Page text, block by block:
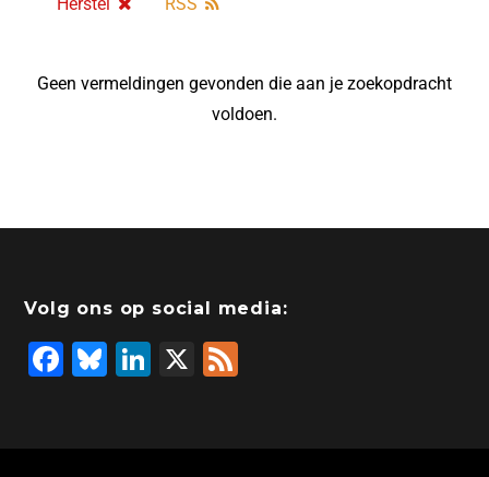
Herstel
RSS
Geen vermeldingen gevonden die aan je zoekopdracht
voldoen.
Volg ons op social media:
F
Bl
Li
X